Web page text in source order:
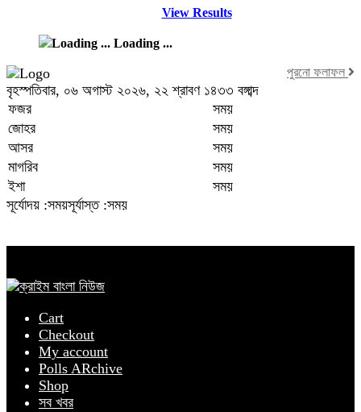
View Results
Loading ...
পুরনো ফলাফল
বৃহস্পতিবার, ০৬ অগাস্ট ২০২৬, ২২ শ্রাবণ ১৪৩৩ বঙ্গাব্দ
ফজর
সময়
জোহর
সময়
আসর
সময়
মাগরিব
সময়
ইশা
সময়
সূর্যোদয় :সময়সূর্যাস্ত :সময়
Cart
Checkout
My account
Polls ARchive
Shop
সব খবর